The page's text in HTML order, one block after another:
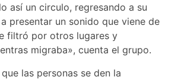
así un circulo, regresando a su
presentar un sonido que viene de
filtró por otros lugares y
migraba», cuenta el grupo.
las personas se den la